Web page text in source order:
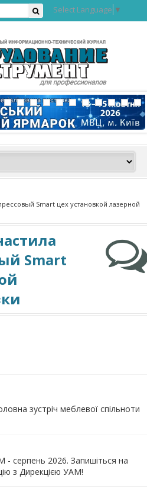
Select Language ▼
Smart цех установкой лазерной
Smart
зустріч меблевої спільноти
серпень 2026. Запишіться на
з Дирекцією УАМ!